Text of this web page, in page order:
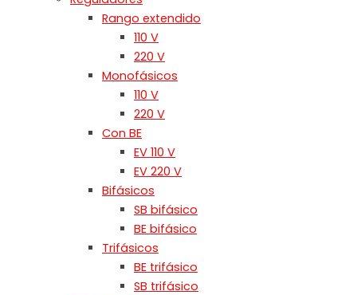
Rango extendido
110 V
220 V
Monofásicos
110 V
220 V
Con BE
EV 110 V
EV 220 V
Bifásicos
SB bifásico
BE bifásico
Trifásicos
BE trifásico
SB trifásico